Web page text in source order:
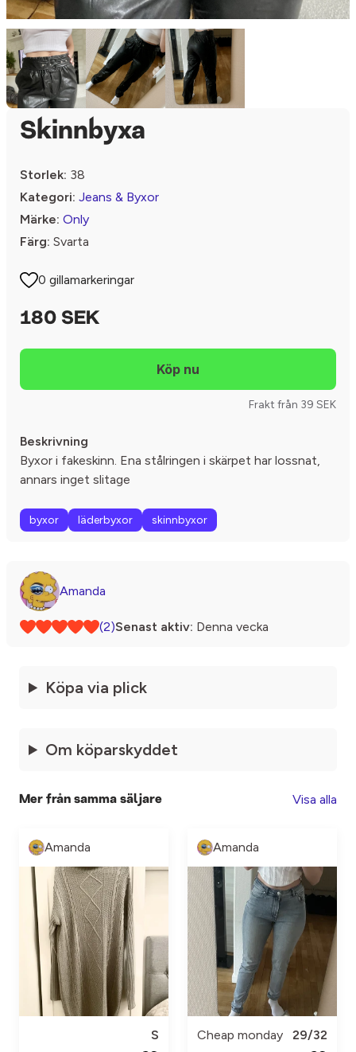
Skinnbyxa
Storlek: 38
Kategori: Jeans & Byxor
Märke: Only
Färg: Svarta
0 gillamarkeringar
180 SEK
Frakt från 39 SEK
Beskrivning
Byxor i fakeskinn. Ena stålringen i skärpet har lossnat,
annars inget slitage
byxor läderbyxor skinnbyxor
Amanda
(2)Senast aktiv: Denna vecka
Köpa via plick
Om köparskyddet
Mer från samma säljare Visa alla
Amanda
S
Amanda
Cheap monday 29/32